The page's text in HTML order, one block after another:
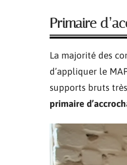
Primaire
La majorité des
d’appliquer le
supports bruts
primaire